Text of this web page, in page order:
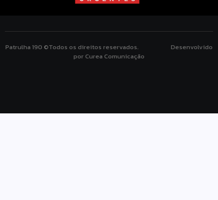
Patrulha 190 ©Todos os direitos reservados. Desenvolvido
por Curea Comunicação